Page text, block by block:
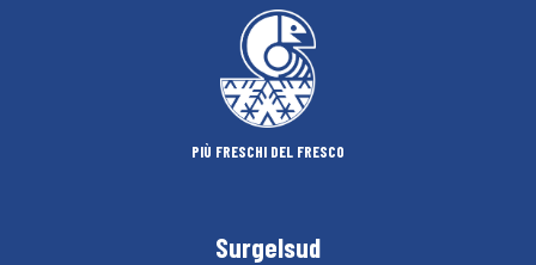
PIÙ FRESCHI DEL FRESCO
Surgelsud